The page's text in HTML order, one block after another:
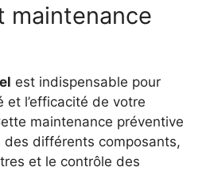
maintenance
est indispensable pour
et l’efficacité de votre
maintenance préventive
différents composants,
et le contrôle des